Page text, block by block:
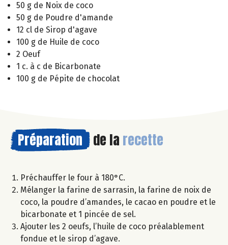
50 g de Noix de coco
50 g de Poudre d'amande
12 cl de Sirop d'agave
100 g de Huile de coco
2 Oeuf
1 c. à c de Bicarbonate
100 g de Pépite de chocolat
Préparation de la recette
Préchauffer le four à 180°C.
Mélanger la farine de sarrasin, la farine de noix de
coco, la poudre d’amandes, le cacao en poudre et le
bicarbonate et 1 pincée de sel.
Ajouter les 2 oeufs, l’huile de coco préalablement
fondue et le sirop d’agave.